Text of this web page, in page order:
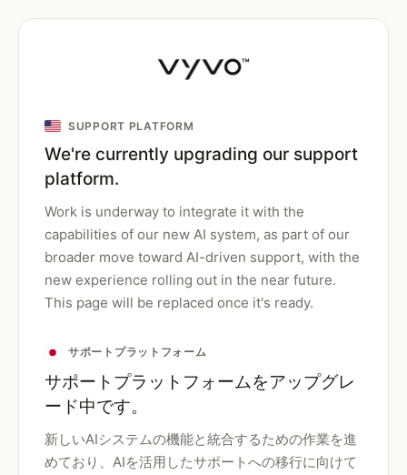
SUPPORT PLATFORM
We're currently upgrading our support
platform.
Work is underway to integrate it with the
capabilities of our new AI system, as part of our
broader move toward AI-driven support, with the
new experience rolling out in the near future.
This page will be replaced once it's ready.
サポートプラットフォーム
サポートプラットフォームをアップグレ
ード中です。
新しいAIシステムの機能と統合するための作業を進
めており、AIを活用したサポートへの移行に向けて